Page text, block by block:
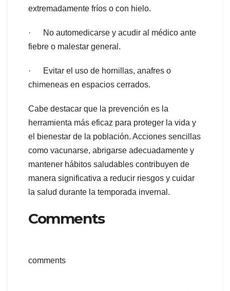
extremadamente fríos o con hielo.
· No automedicarse y acudir al médico ante
fiebre o malestar general.
· Evitar el uso de hornillas, anafres o
chimeneas en espacios cerrados.
Cabe destacar que la prevención es la
herramienta más eficaz para proteger la vida y
el bienestar de la población. Acciones sencillas
como vacunarse, abrigarse adecuadamente y
mantener hábitos saludables contribuyen de
manera significativa a reducir riesgos y cuidar
la salud durante la temporada invernal.
Comments
comments